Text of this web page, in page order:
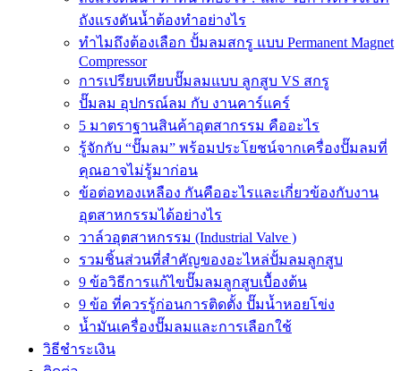
ถังแรงดันน้ำต้องทำอย่างไร
ทำไมถึงต้องเลือก ปั้มลมสกรู แบบ Permanent Magnet
Compressor
การเปรียบเทียบปั๊มลมแบบ ลูกสูบ VS สกรู
ปั๊มลม อุปกรณ์ลม กับ งานคาร์แคร์
5 มาตราฐานสินค้าอุตสากรรม คืออะไร
รู้จักกับ “ปั๊มลม” พร้อมประโยชน์จากเครื่องปั๊มลมที่
คุณอาจไม่รู้มาก่อน
ข้อต่อทองเหลือง กันคืออะไรและเกี่ยวข้องกับงาน
อุตสาหกรรมได้อย่างไร
วาล์วอุตสาหกรรม (Industrial Valve )
รวมชิ้นส่วนที่สำคัญของอะไหล่ปั้มลมลูกสูบ
9 ข้อวิธีการแก้ไขปั๊มลมลูกสูบเบื้องต้น
9 ข้อ ที่ควรรู้ก่อนการติดตั้ง ปั๊มน้ำหอยโข่ง
น้ำมันเครื่องปั๊มลมและการเลือกใช้
วิธีชำระเงิน